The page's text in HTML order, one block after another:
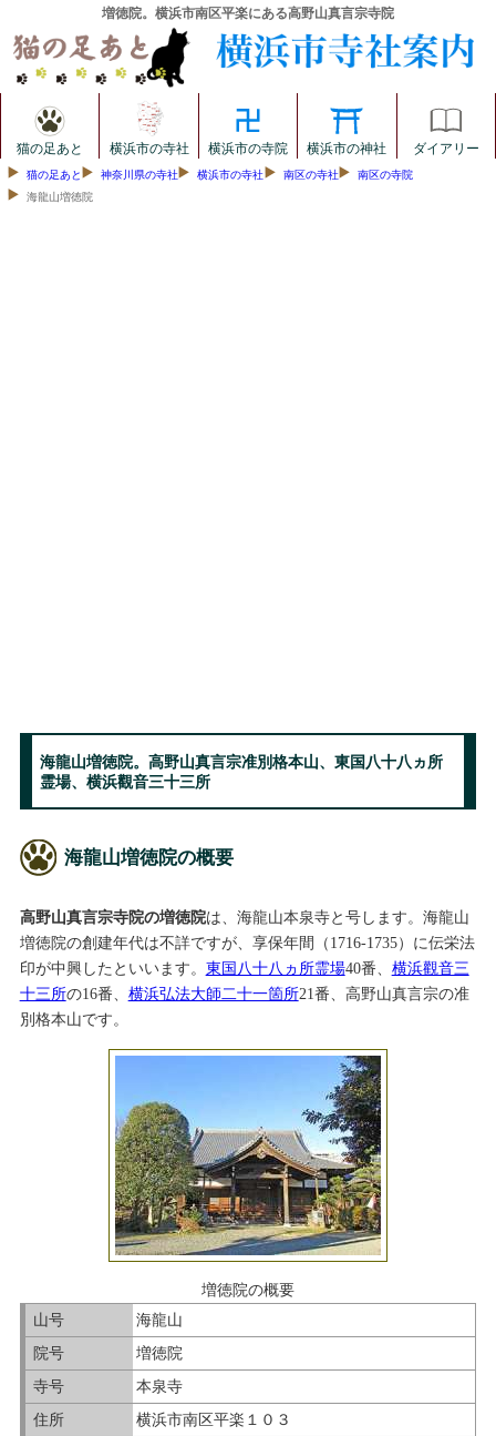
増徳院。横浜市南区平楽にある高野山真言宗寺院
猫の足あと 横浜市の寺社 横浜市の寺院 横浜市の神社 ダイアリー
猫の足あと 神奈川県の寺社 横浜市の寺社 南区の寺社
南区の寺院
海龍山増徳院
海龍山増徳院。高野山真言宗准別格本山、東国八十八ヵ所
霊場、横浜觀音三十三所
海龍山増徳院の概要
高野山真言宗寺院の増徳院は、海龍山本泉寺と号します。海龍山
増徳院の創建年代は不詳ですが、享保年間（1716-1735）に伝栄法
印が中興したといいます。 東国八十八ヵ所霊場40番、 横浜觀音三
十三所の16番、 横浜弘法大師二十一箇所21番、高野山真言宗の准
別格本山です。
増徳院の概要
山号
海龍山
院号
増徳院
寺号
本泉寺
住所
横浜市南区平楽１０３